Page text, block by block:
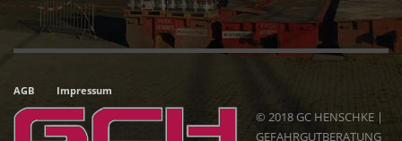
AGB Impressum
© 2018 GC HENSCHKE |
GEFAHRGUTBERATUNG